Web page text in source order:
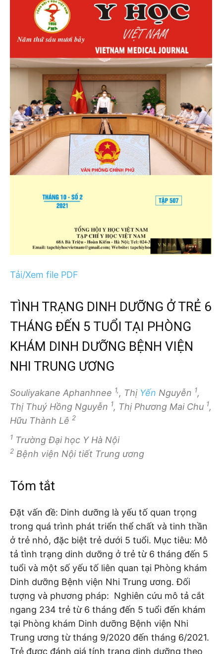
Tải/Xem file PDF
TÌNH TRẠNG DINH DƯỠNG Ở TRẺ 6
THÁNG ĐẾN 5 TUỔI TẠI PHÒNG
KHÁM DINH DƯỠNG BỆNH VIỆN
NHI TRUNG ƯƠNG
Souliyakane Aphanhnee 1,, Thị Yến Nguyễn 1,
Thị Thuý Hồng Nguyễn 1, Thị Phương Mai Chu 1,
Hữu Thành Lê 2
1 Trường Đại học Y Hà Nội
2 Bệnh viện Nội tiết Trung ương
Tóm tắt
Đặt vấn đề: Dinh dưỡng là yếu tố quan trọng
trong quá trình phát triển thể chất và tinh thần
ở trẻ nhỏ, đặc biệt trẻ dưới 5 tuổi. Mục tiêu: Mô
tả tình trạng dinh dưỡng ở trẻ từ 6 tháng đến 5
tuổi và một số yếu tố liên quan tại Phòng khám
Dinh dưỡng Bệnh viện Nhi Trung ương. Đối
tượng và phương pháp: Nghiên cứu mô tả cắt
ngang 234 trẻ từ 6 tháng đến 5 tuổi đến khám
tại Phòng khám Dinh dưỡng Bệnh viện Nhi
Trung ương từ tháng 9/2020 đến tháng 6/2021.
Trẻ được đánh giá tính trạng dinh dưỡng theo